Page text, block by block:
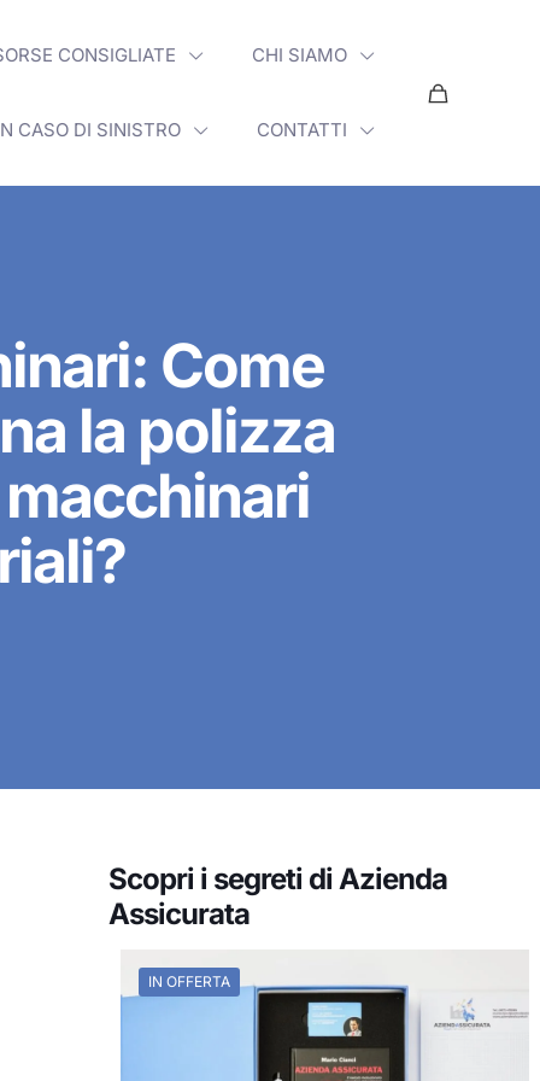
CONSIGLIATE CHI SIAMO
CASO DI SINISTRO CONTATTI
Come
la polizza
Scopri i segreti di Azienda
Assicurata
IN OFFERTA